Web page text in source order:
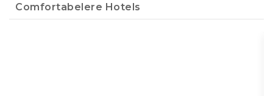
Comfortabelere Hotels